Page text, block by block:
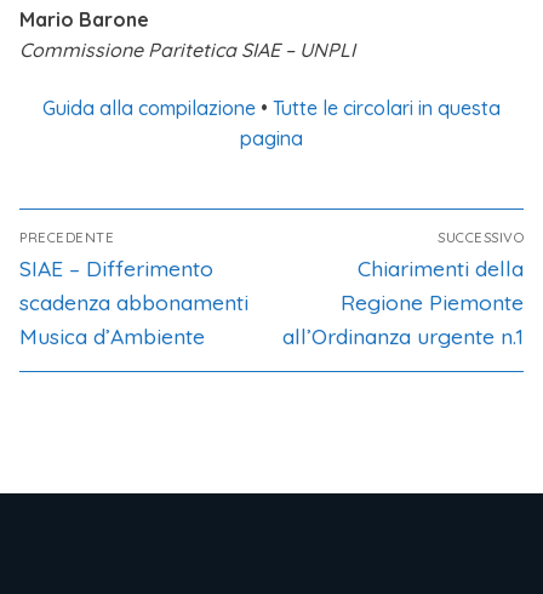
Mario Barone
Commissione Paritetica SIAE – UNPLI
Guida alla compilazione • Tutte le circolari in questa
pagina
PRECEDENTE
SIAE – Differimento
scadenza abbonamenti
Musica d’Ambiente
SUCCESSIVO
Chiarimenti della
Regione Piemonte
all’Ordinanza urgente n.1